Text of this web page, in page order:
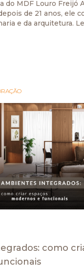
do MDF Louro Freijó
de 21 anos, ele
e da arquitetura.
como